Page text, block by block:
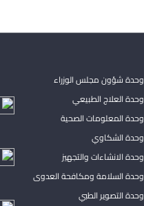
وحدة شؤون مجلس الوزراء
وحدة العلاج الطبيعي
وحدة المعلومات الصحية
وحدة الشكاوي
وحدة الانشاءات والتجهيز
وحدة السلامة ومكافحة العدوى
وحدة التصوير الطبي